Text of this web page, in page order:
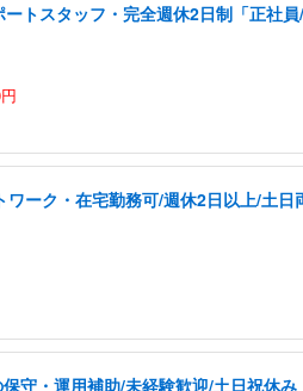
ートスタッフ・完全週休2日制「正社
ーク・在宅勤務可/週休2日以上/土日
守・運用補助/未経験歓迎/土日祝休み